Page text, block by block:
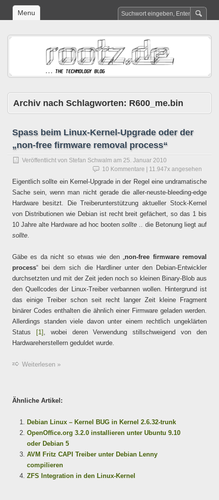
Menu
Archiv nach Schlagworten: R600_me.bin
Spass beim Linux-Kernel-Upgrade oder der
„non-free firmware removal process“
Veröffentlicht von Stefan Schwalm am 25. Januar 2010
10 Kommentare | 11.947x angesehen
Eigentlich sollte ein Kernel-Upgrade in der Regel eine undramatische
Sache sein, wenn man nicht gerade die aller-neuste-bleeding-edge
Hardware besitzt. Die Treiberunterstützung aktueller Stock-Kernel
von Distributionen wie Debian ist recht breit gefächert, so das 1 bis
10 Jahre alte Hardware ad hoc bootensollte .. die Betonung liegt auf
sollte
Gäbe es da nicht so etwas wie den „ non-free firmware removal
process“ bei dem sich die Hardliner unter den Debian-Entwickler
durchsetzten und mit der Zeit jeden noch so kleinen Binary-Blob aus
den Quellcodes der Linux-Treiber verbannen wollen. Hintergrund ist
das einige Treiber schon seit recht langer Zeit kleine Fragment
binärer Codes enthalten die ähnlich einer Firmware geladen werden.
Allerdings standen viele davon unter einem rechtlich ungeklärten
Status [1] , wobei deren Verwendung stillschweigend von den
Hardwareherstellern geduldet wurde.
Weiterlesen »
Ähnliche Artikel:
Debian Linux – Kernel BUG in Kernel 2.6.32-trunk
OpenOffice.org 3.2.0 installieren unter Ubuntu 9.10
oder Debian 5
AVM Fritz CAPI Treiber unter Debian Lenny
compilieren
ZFS Integration in den Linux-Kernel